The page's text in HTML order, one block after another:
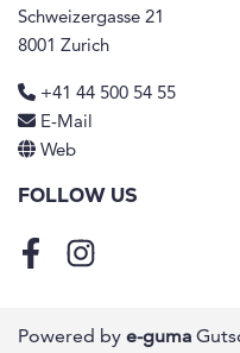
Schweizergasse 21
8001 Zurich
+41 44 500 54 55
E-Mail
Web
FOLLOW US
FacebookInstagram
Powered by e-guma